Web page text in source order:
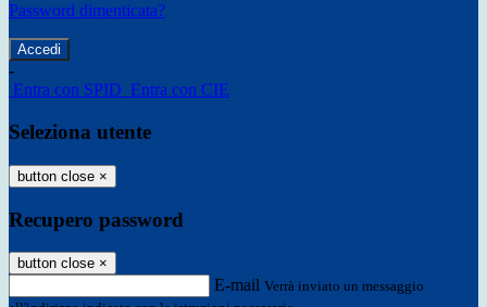
Password dimenticata?
-
Entra con SPID Entra con CIE
Seleziona utente
button close ×
Recupero password
button close ×
E-mail Verrà inviato un messaggio